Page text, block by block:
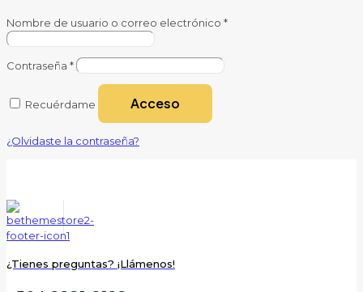
Nombre de usuario o correo electrónico *Obligatorio
Contraseña *Obligatorio
Recuérdame Acceso
¿Olvidaste la contraseña?
¿Tienes preguntas? ¡Llámenos!